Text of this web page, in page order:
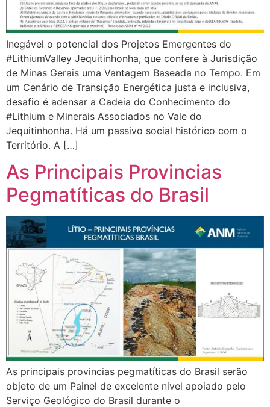
Inegável o potencial dos Projetos Emergentes do
#LithiumValley Jequitinhonha, que confere à Jurisdição
de Minas Gerais uma Vantagem Baseada no Tempo. Em
um Cenário de Transição Energética justa e inclusiva,
desafio é adensar a Cadeia do Conhecimento do
#Lithium e Minerais Associados no Vale do
Jequitinhonha. Há um passivo social histórico com o
Território. A […]
As Principais Provincias
Pegmatíticas do Brasil
As principais provincias pegmatíticas do Brasil serão
objeto de um Painel de excelente nivel apoiado pelo
Serviço Geológico do Brasil durante o